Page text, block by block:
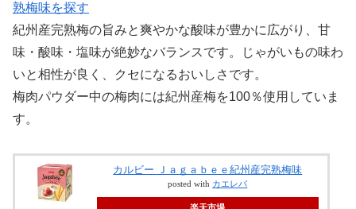
熟梅味を探す
紀州産完熟梅の旨みと爽やかな酸味が豊かに広がり、甘
味・酸味・塩味が絶妙なバランスです。じゃがいもの味わ
いと相性が良く、クセになるおいしさです。
梅肉パウダー中の梅肉には紀州産梅を100％使用していま
す。
カルビー Ｊａｇａｂｅｅ紀州産完熟梅味
posted with カエレバ